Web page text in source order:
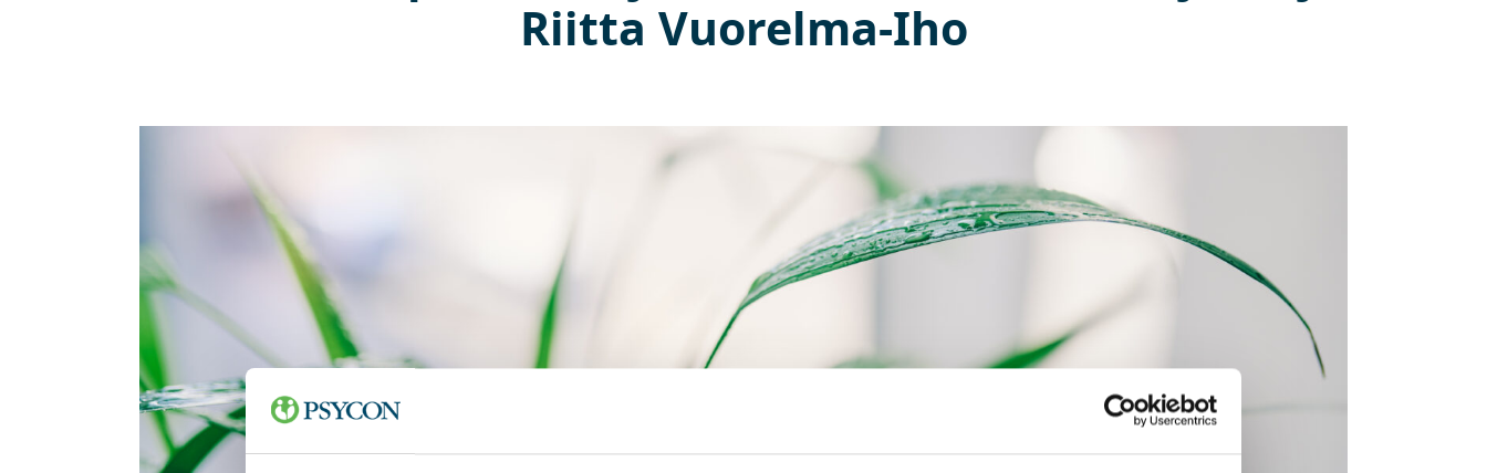
Riitta Vuorelma-Iho